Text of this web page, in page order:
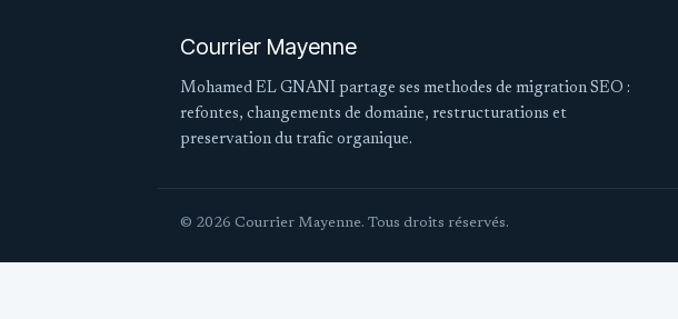
Courrier Mayenne
Mohamed EL GNANI partage ses methodes de migration SEO :
refontes, changements de domaine, restructurations et
preservation du trafic organique.
© 2026 Courrier Mayenne. Tous droits réservés.